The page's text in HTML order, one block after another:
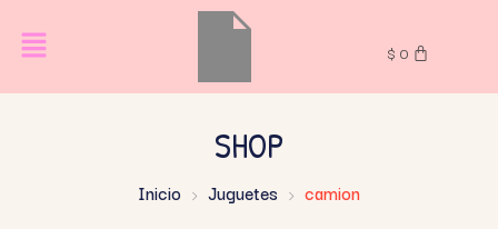
$ 0
SHOP
Inicio Juguetes camion